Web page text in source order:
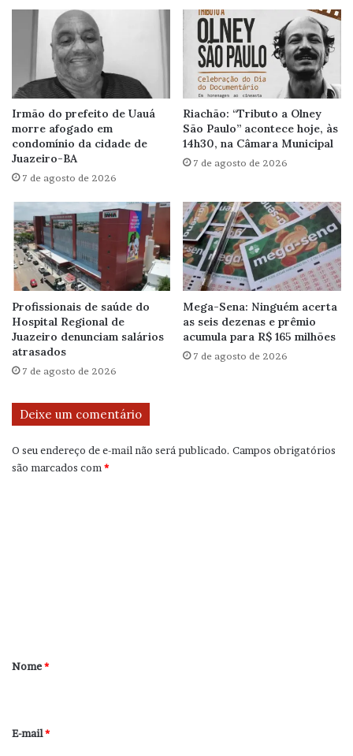
Irmão do prefeito de Uauá
morre afogado em
condomínio da cidade de
Juazeiro-BA
7 de agosto de 2026
Riachão: “Tributo a Olney
São Paulo” acontece hoje, às
14h30, na Câmara Municipal
7 de agosto de 2026
Profissionais de saúde do
Hospital Regional de
Juazeiro denunciam salários
atrasados
7 de agosto de 2026
Mega-Sena: Ninguém acerta
as seis dezenas e prêmio
acumula para R$ 165 milhões
7 de agosto de 2026
Deixe um comentário
O seu endereço de e-mail não será publicado. Campos obrigatórios
são marcados com *
r
*
Nome*
E-mail*